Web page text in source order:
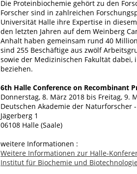
Die Proteinbiochemie gehört zu den
Forscher sind in zahlreichen
Universität Halle ihre Expertise in
den letzten Jahren auf dem Weinberg
Anhalt haben gemeinsam rund 40
sind 255 Beschäftige aus zwölf
sowie der Medizinischen Fakultät
beziehen.
6th Halle Conference on Recombinant
Donnerstag, 8. März 2018 bis Freitag, 9.
Deutschen Akademie der Naturforscher
Jägerberg 1
06108 Halle (Saale)
weitere Informationen :
Weitere Informationen zur Halle-
Institut für Biochemie und